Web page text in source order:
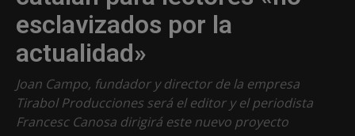
esclavizados por la
actualidad»
Joan Campo, fundador y director de la empresa
Tirabol Producciones será el editor y el periodista
Francesc Canosa dirigirá este nuevo proyecto